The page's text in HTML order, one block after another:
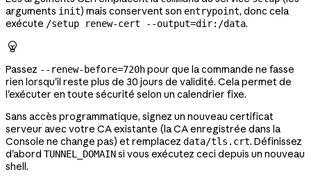
arguments init) mais conservent son entrypoint, donc cela
exécute /setup renew-cert --output=dir:/data.

Passez --renew-before=720hpour que la commande ne fasse
rien lorsqu'il reste plus de 30 jours de validité. Cela permet de
l'exécuter en toute sécurité selon un calendrier fixe.
Sans accès programmatique, signez un nouveau certificat
serveur avec votre CA existante (la CA enregistrée dans la
Console ne change pas) et remplacez data/tls.crt. Définissez
d'abord TUNNEL_DOMAINsi vous exécutez ceci depuis un nouveau
shell.